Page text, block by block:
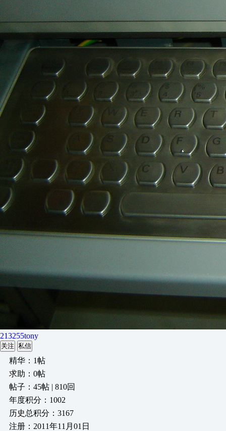
213255tony
关注 私信
精华：1帖
求助：0帖
帖子：45帖 | 810回
年度积分：1002
历史总积分：3167
注册：2011年11月01日